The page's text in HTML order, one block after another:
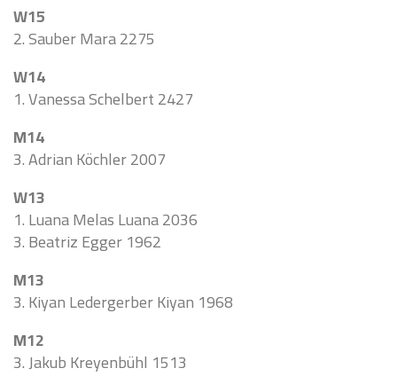
W15
2. Sauber Mara 2275
W14
1. Vanessa Schelbert 2427
M14
3. Adrian Köchler 2007
W13
1. Luana Melas Luana 2036
3. Beatriz Egger 1962
M13
3. Kiyan Ledergerber Kiyan 1968
M12
3. Jakub Kreyenbühl 1513